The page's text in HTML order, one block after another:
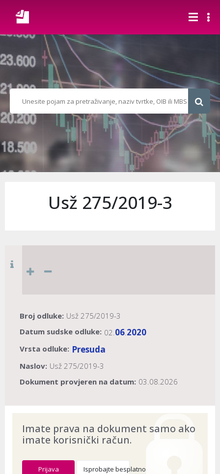
Usž 275/2019-3
Broj odluke: Usž 275/2019-3
Datum sudske odluke: 02.06.2020
Vrsta odluke: Presuda
Naslov: Usž 275/2019-3
Dokument provjeren na datum: 03.08.2026
Imate prava na dokument samo ako
imate korisnički račun.
Prijava Isprobajte besplatno